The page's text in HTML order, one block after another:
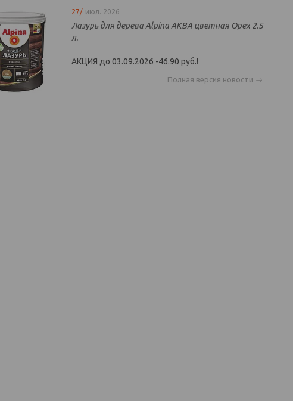
27/ июл. 2026
Лазурь для дерева Alpina АКВА цветная Орех 2.5
л.
АКЦИЯ до 03.09.2026 -46.90 руб.!
Полная версия новости